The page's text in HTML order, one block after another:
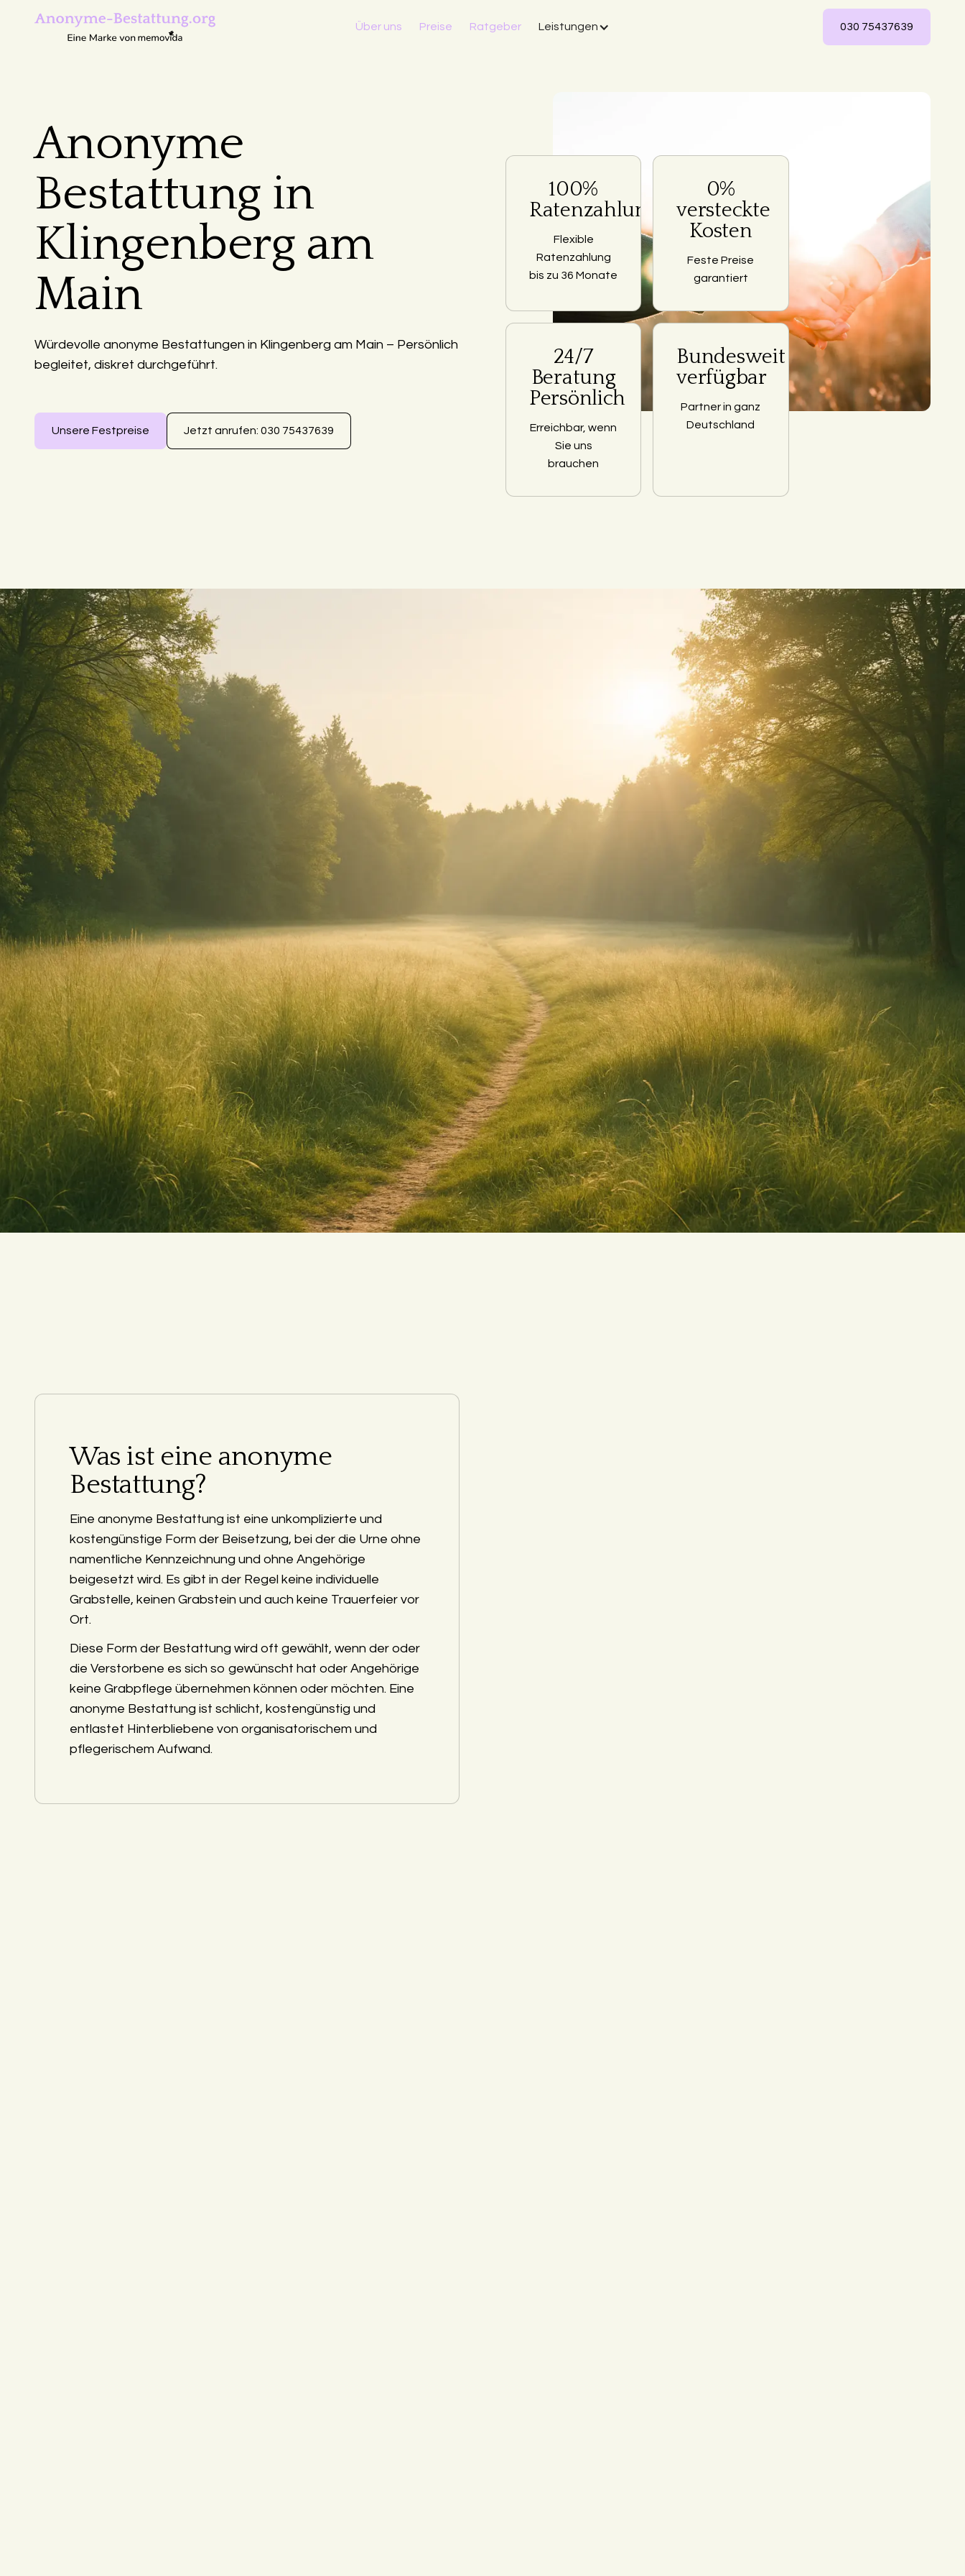
Über uns Preise Ratgeber Leistungen 030 75437639
Anonyme
Bestattung in
Klingenberg am
Main
Würdevolle anonyme Bestattungen in Klingenberg am Main – Persönlich
begleitet, diskret durchgeführt.
Unsere Festpreise Jetzt anrufen: 030 75437639
100%
Ratenzahlung
Flexible
Ratenzahlung
bis zu 36 Monate
0%
versteckte
Kosten
Feste Preise
garantiert
24/7
Beratung
Persönlich
Erreichbar, wenn
Sie uns
brauchen
Bundesweit
verfügbar
Partner in ganz
Deutschland
Was ist eine anonyme
Bestattung?
Eine anonyme Bestattung ist eine unkomplizierte und
kostengünstige Form der Beisetzung, bei der die Urne ohne
namentliche Kennzeichnung und ohne Angehörige
beigesetzt wird. Es gibt in der Regel keine individuelle
Grabstelle, keinen Grabstein und auch keine Trauerfeier vor
Ort.
Diese Form der Bestattung wird oft gewählt, wenn der oder
die Verstorbene es sich so gewünscht hat oder Angehörige
keine Grabpflege übernehmen können oder möchten. Eine
anonyme Bestattung ist schlicht, kostengünstig und
entlastet Hinterbliebene von organisatorischem und
pflegerischem Aufwand.